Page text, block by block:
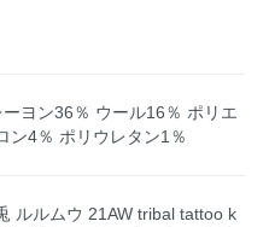
ヨン36％ ウール16％ ポリエ
ン4％ ポリウレタン1％
ルルムウ 21AW tribal tattoo k